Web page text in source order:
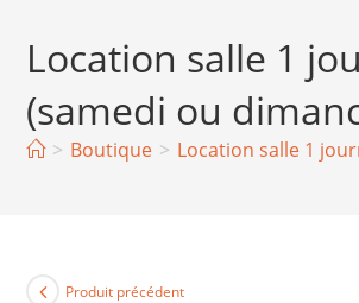
Location salle 1
(samedi ou
> Boutique > Location salle 1
Produit précédent